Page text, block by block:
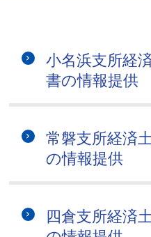
小名浜支所経
書の情報提供
常磐支所経済
の情報提供
四倉支所経済